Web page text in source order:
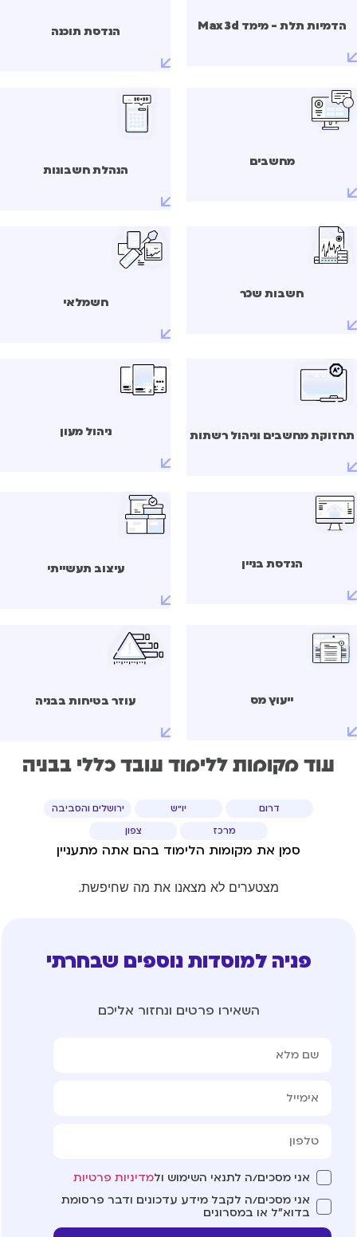
הדמיות תלת - מימד Max 3d הנדסת תוכנה
מחשבים
הנהלת חשבונות
חשבות שכר
חשמלאי
מחשבים וניהול רשתות ניהול מעון
הנדסת בניין עיצוב תעשייתי
ייעוץ מס עוזר בטיחות בבניה
עוד מקומות ללימוד עובד כללי בבניה
דרום יו"ש
ירושלים והסביבה
מרכז
צפון
סמן את מקומות הלימוד בהם אתה מתעניין
מצטערים לא מצאנו את מה שחיפשת.
פניה למוסדות נוספים שבחרתי
השאירו פרטים ונחזור אליכם
אני מסכים/ה לתנאי השימוש ולמדיניות פרטיות
אני מסכים/ה לקבל מידע עדכונים ודבר פרסומת
בדוא"ל או במסרונים